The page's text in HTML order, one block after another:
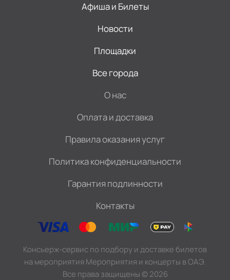
Афиша и Билеты
Новости
Площадки
Все города
О нас
Оплата и доставка
Правила оказания услуг
Политика конфиденциальности
Гарантия подлинности
Контакты
Консьерж-сервис по подбору и доставке билетов
на мероприятия Мероприятия и концерты в ОАЭ.
Все права защищены©2026